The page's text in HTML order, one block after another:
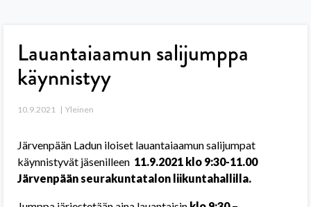
Lauantaiaamun salijumppa
käynnistyy
10.9.2021 Yleinen
Järvenpään Ladun iloiset lauantaiaamun salijumpat
käynnistyvät jäsenilleen 11.9.2021 klo 9:30-11.00
Järvenpään seurakuntatalon liikuntahallilla.